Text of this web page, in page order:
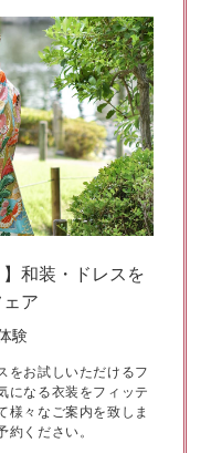
和装・ドレスを
ア
験
をお試しいただけるフ
になる衣装をフィッテ
様々なご案内を致しま
約ください。